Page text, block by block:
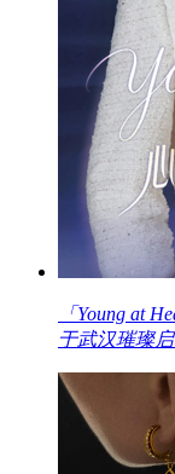
「Young at
于武汉璀璨